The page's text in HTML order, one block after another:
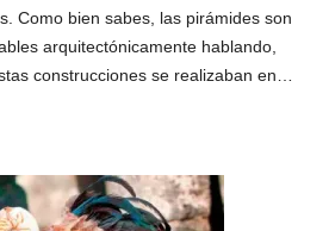
Como bien sabes, las pirámides son
arquitectónicamente hablando,
construcciones se realizaban en…